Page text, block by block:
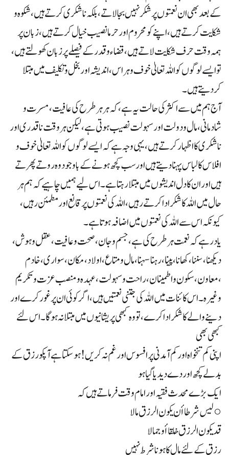
کے بعد بھی ان نعمتوں پر شکر نہیں بجا لاتے، بلکہ ناشکری کرتے ہیں ، شکوہ و
شکایت کرتے ہیں، اپنے کو محروم اور حرما نصیب خیال کرتے ہیں، زبان پر
ہمہ وقت حرف شکایت لاتے ہیں ،قضاء و قدر کے فیصلے پر زبان کھولتے ہیں،
تو ایسے لوگوں کو اللہ تعالیٰ خوف و ہراس، اندیشہ اور بخل و تکلیف میں مبتلا
کردیتے ہیں ۔
آج ہم میں سے اکثر کی حالت یہ ہے، کہ ہر ہر طرح کی عافیت،مسرت و
شادمانی، مال و دولت اور سہولت نصیب ہوتی ہے، لیکن ہر وقت ناقدری اور
ناشکری کا اظہار کرتے ہیں، یہی وجہ ہے کہ ایسے لوگوں کو اللہ تعالیٰ خوف و
افلاس کا لباس پہنا دیتے ہیں اور سب کچھ ہونے کے باوجود وہ روتے پھرتے
ہیں اور ان کا دل اندیشوں میں مبتلا رہتا ہے ۔ اس لیے ہمیں چاہیے کہ ہم ہر
حال میں اللہ کا شکر ادا کرتے رہیں، اللہ کی نعمتوں پر قانع اور مطمئن رہیں،
کیونکہ اس سے اللہ کی نعمتوں میں اضافہ ہوتا ہے ۔
یاد رہے کہ نعمت ہر طرح کی ہے ،جسم وجان ،صحت و عافیت ،عقل و ہوش،
دیکھنا،سننا،کھانا،پینا،رہنا سہنا،مال و متاع ،اولاد ،مکان،سواری،خادم
،معاون، سکون و اطمینان ،راحت و سہولت، عہدہ و منصب عزت و تکریم
وغیرہ۔ اس کائنات میں اللہ کی جتنی نعمتیں ہیں ،اگر کوئی ان پر غور کرے اور
دینے والے کا شکر ادا کرے، تو وہ کبھی پریشانیوں میں مبتلا نہ ہوگا ۔ اس لئے
کبھی بھی
اپنی کم تنخواہ اور کم آمدنی پر افسوس اور غم نہ کریں! ہوسکتا ہے آپکو رزق کے
بدلے کچھ اور دے دیدیا گیا ہو
ایک بڑے محدث فقیہ اور امام وقت فرماتے ہیں کہ
○ ليس شرطا أن يكون الرزق مالا
قد يكون الرزق خلقا أو جمالا
رزق کے لئے مال کا ہونا شرط نہیں